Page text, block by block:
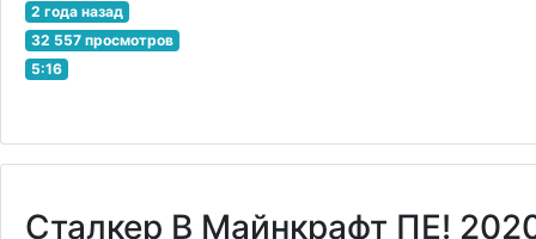
2 года назад
32 557 просмотров
5:16
Сталкер В Майнкрафт ПЕ!